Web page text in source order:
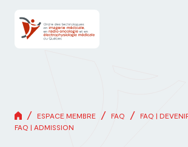
/ ESPACE MEMBRE / FAQ / FAQ |
FAQ | ADMISSION